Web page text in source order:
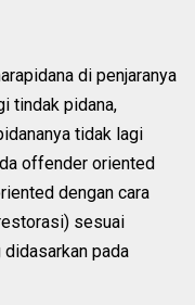
di penjaranya
tindak pidana,
tidak lagi
offender oriented
dengan cara
sesuai
pada